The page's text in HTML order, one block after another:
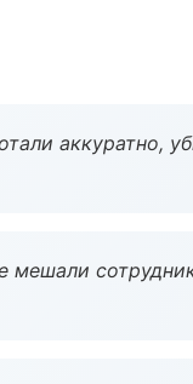
аккуратно,